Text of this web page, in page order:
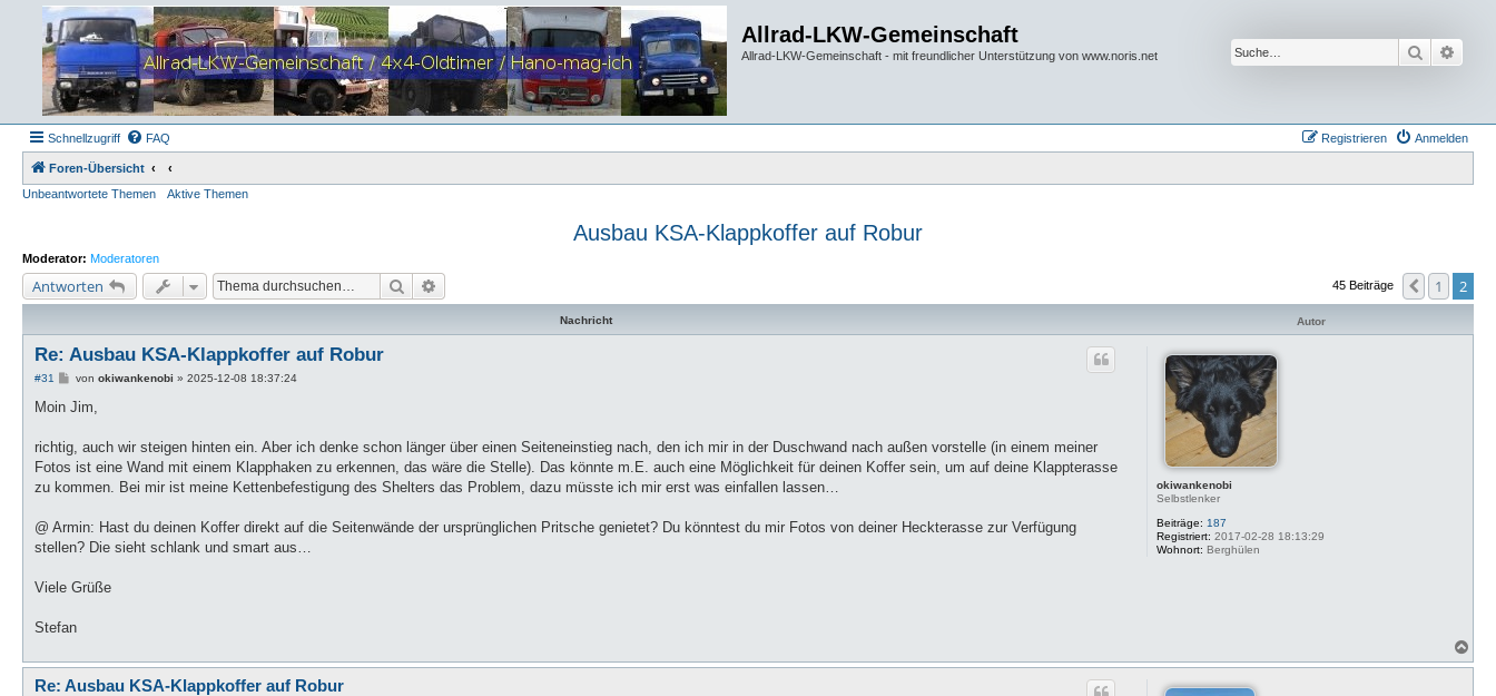
Allrad-LKW-Gemeinschaft
Allrad-LKW-Gemeinschaft - mit freundlicher Unterstützung von www.noris.net Suche
Schnellzugriff FAQ Anmelden
Registrieren
Foren-Übersicht
Unbeantwortete Themen
Aktive Themen
Ausbau KSA-Klappkoffer auf Robur
Moderator: Moderatoren
Antworten Suche 45 Beiträge Vorherige
1 2
Nachricht Autor
okiwankenobi
Selbstlenker
Beiträge: 187
Registriert: 2017-02-28 18:13:29
Wohnort: Berghülen
Re: Ausbau KSA-Klappkoffer auf Robur
#31
B
i
a
g
von okiwankenobi » 2025-12-08 18:37:24
Moin Jim,
richtig, auch wir steigen hinten ein. Aber ich denke schon länger über einen Seiteneinstieg nach, den ich mir in der Duschwand nach außen vorstelle (in einem meiner
Fotos ist eine Wand mit einem Klapphaken zu erkennen, das wäre die Stelle). Das könnte m.E. auch eine Möglichkeit für deinen Koffer sein, um auf deine Klappterasse
zu kommen. Bei mir ist meine Kettenbefestigung des Shelters das Problem, dazu müsste ich mir erst was einfallen lassen…
@ Armin: Hast du deinen Koffer direkt auf die Seitenwände der ursprünglichen Pritsche genietet? Du könntest du mir Fotos von deiner Heckterasse zur Verfügung
stellen? Die sieht schlank und smart aus…
Viele Grüße
Stefan
a
Re: Ausbau KSA-Klappkoffer auf Robur